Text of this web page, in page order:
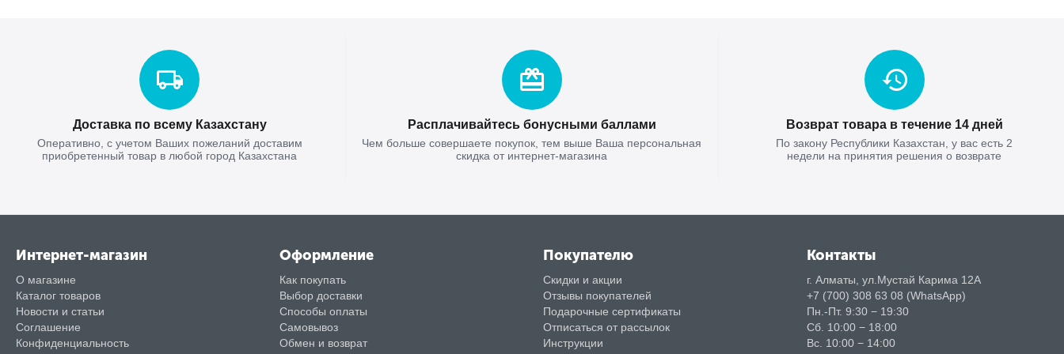
Доставка по всему Казахстану
Оперативно, с учетом Ваших пожеланий доставим
приобретенный товар в любой город Казахстана
Расплачивайтесь бонусными баллами
Чем больше совершаете покупок, тем выше Ваша персональная
скидка от интернет-магазина
Возврат товара в течение 14 дней
По закону Республики Казахстан, у вас есть 2
недели на принятия решения о возврате
Интернет-магазин
О магазине
Каталог товаров
Новости и статьи
Соглашение
Конфиденциальность
Оформление
Как покупать
Выбор доставки
Способы оплаты
Самовывоз
Обмен и возврат
Покупателю
Скидки и акции
Отзывы покупателей
Подарочные сертификаты
Отписаться от рассылок
Инструкции
Контакты
г. Алматы, ул.Мустай Карима 12А
+7 (700) 308 63 08 (WhatsApp)
Пн.-Пт. 9:30 − 19:30
Сб. 10:00 − 18:00
Вс. 10:00 − 14:00